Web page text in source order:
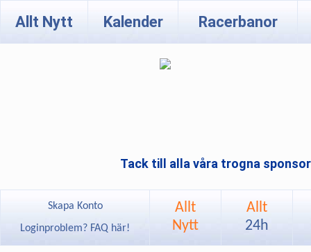
Allt Nytt Kalender Racerbanor
Tack till alla våra trogna
Skapa Konto
Loginproblem? FAQ här!
Allt
Nytt
Allt
24h